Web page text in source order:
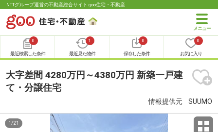
NTTグループ運営の不動産総合サイト goo住宅・不動産
0
最近検索した条件
1
最近見た物件
0
保存した条件
0
お気に入り
大字差間 4280万円～4380万円 新築一戸建
て・分譲住宅
情報提供元 SUUMO
1 /21